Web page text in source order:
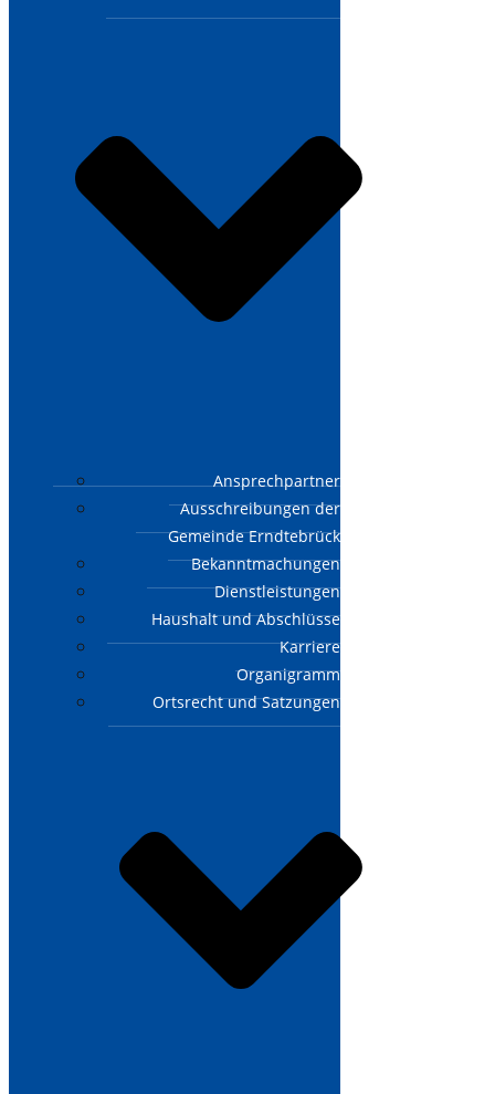
Ansprechpartner
Ausschreibungen der
Gemeinde Erndtebrück
Bekanntmachungen
Dienstleistungen
Haushalt und Abschlüsse
Karriere
Organigramm
Ortsrecht und Satzungen